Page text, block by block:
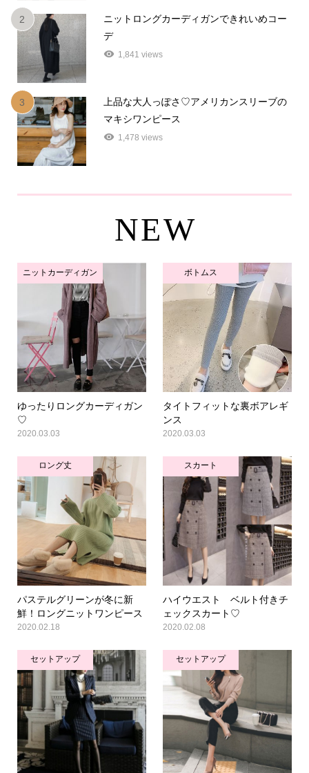
2
ニットロングカーディガンできれいめコー
デ
1,841 views
3
上品な大人っぽさ♡アメリカンスリーブの
マキシワンピース
1,478 views
NEW
ニットカーディガン
ゆったりロングカーディガン
♡
2020.03.03
ボトムス
タイトフィットな裏ボアレギ
ンス
2020.03.03
ロング丈
パステルグリーンが冬に新
鮮！ロングニットワンピース
2020.02.18
スカート
ハイウエスト ベルト付きチ
ェックスカート♡
2020.02.08
セットアップ セットアップ